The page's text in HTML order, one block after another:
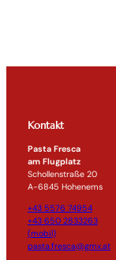
Kontakt
Pasta Fresca
am Flugplatz
Schollenstraße 20
A-6845 Hohenems
+43 5576 74954
+43 650 2833263
(mobil)
pasta.fresca@gmx.at